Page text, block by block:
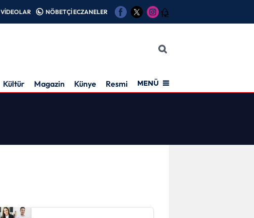
VİDEOLAR NÖBETÇİ ECZANELER 12
Kültür Magazin Künye Resmi İlanMENÜ